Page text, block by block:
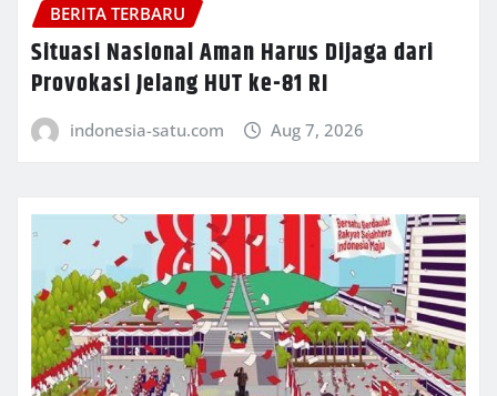
BERITA TERBARU
Situasi Nasional Aman Harus Dijaga dari
Provokasi Jelang HUT ke-81 RI
indonesia-satu.com Aug 7, 2026